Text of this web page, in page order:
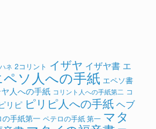
ネ 2コリント イザヤ イザヤ書 エ
ペソ人への手紙 エペソ書
人への手紙 コリント人への手紙第二 コ
リピ ピリピ人への手紙ヘブ
の手紙第一 ペテロの手紙 第一 マタ